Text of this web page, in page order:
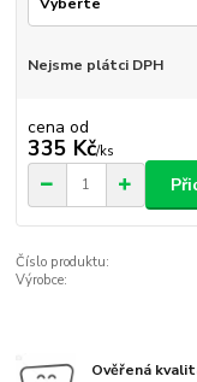
Nejsme plátci DPH
cena od
335 Kč/ks
Číslo produktu:
Výrobce:
Ověřená